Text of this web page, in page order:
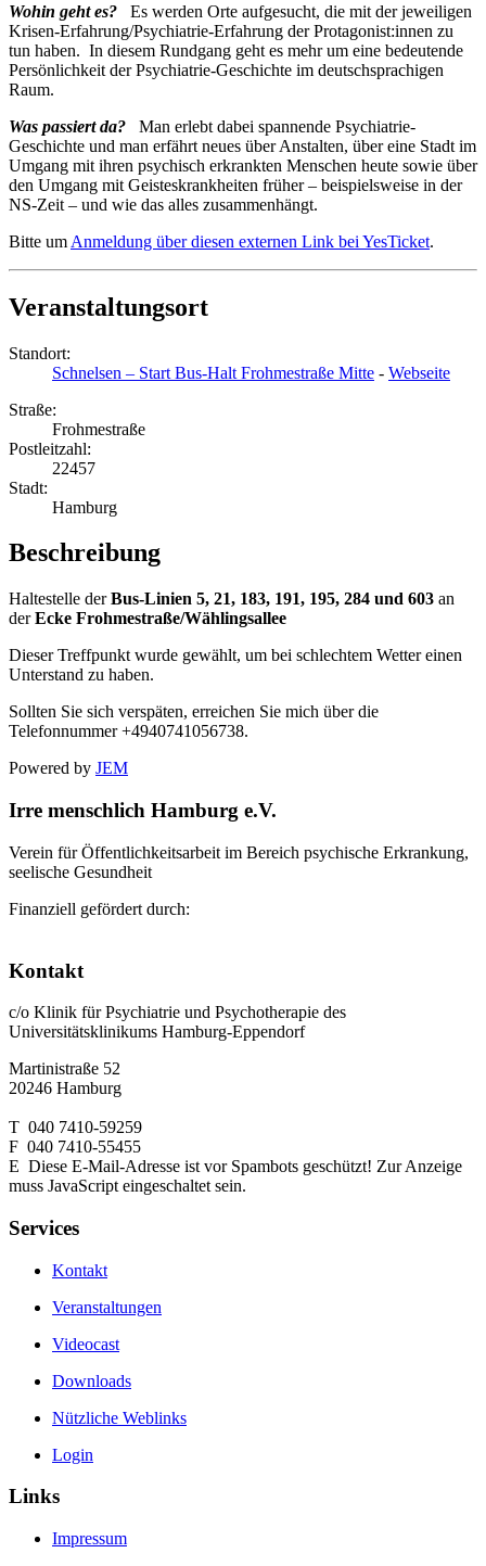
Wohin geht es?
Es werden Orte aufgesucht, die mit der jeweiligen
Krisen-Erfahrung/Psychiatrie-Erfahrung der Protagonist:innen zu
tun haben. In diesem Rundgang geht es mehr um eine bedeutende
Persönlichkeit der Psychiatrie-Geschichte im deutschsprachigen
Raum.
Was passiert da?
Man erlebt dabei spannende Psychiatrie-
Geschichte und man erfährt neues über Anstalten, über eine Stadt im
Umgang mit ihren psychisch erkrankten Menschen heute sowie über
den Umgang mit Geisteskrankheiten früher – beispielsweise in der
NS-Zeit – und wie das alles zusammenhängt.
Bitte um Anmeldung über diesen externen Link bei YesTicket.
Veranstaltungsort
Standort:
Schnelsen – Start Bus-Halt Frohmestraße Mitte - Webseite
Straße:
Frohmestraße
Postleitzahl:
22457
Stadt:
Hamburg
Beschreibung
Haltestelle derBus-Linien 5, 21, 183, 191, 195, 284 und 603 an
derEcke Frohmestraße/Wählingsallee
Dieser Treffpunkt wurde gewählt, um bei schlechtem Wetter einen
Unterstand zu haben.
Sollten Sie sich verspäten, erreichen Sie mich über die
Telefonnummer +4940741056738.
Powered by JEM
Irre menschlich Hamburg e.V.
Verein für Öffentlichkeitsarbeit im Bereich psychische Erkrankung,
seelische Gesundheit
Finanziell gefördert durch:
Kontakt
c/o Klinik für Psychiatrie und Psychotherapie des
Universitätsklinikums Hamburg-Eppendorf
Martinistraße 52
20246 Hamburg
T 040 7410-59259
F 040 7410-55455
E Diese E-Mail-Adresse ist vor Spambots geschützt! Zur Anzeige
muss JavaScript eingeschaltet sein.
Services
Kontakt
Veranstaltungen
Videocast
Downloads
Nützliche Weblinks
Login
Links
Impressum